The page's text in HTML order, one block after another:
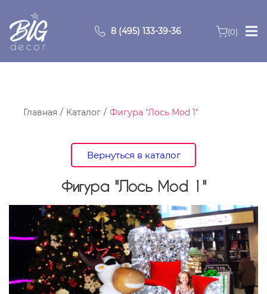
8 (495) 133-39-36 (0)
Главная
Портфолио
Контакты
Главная Каталог Фигура "Лось Mod 1"
Вернуться в каталог
Фигура "Лось Mod 1"